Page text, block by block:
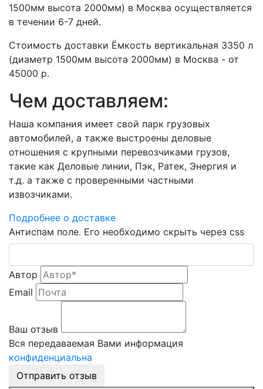
1500мм высота 2000мм) в Москва осуществляется
в течении 6-7 дней.
Стоимость доставки Ёмкость вертикальная 3350 л
(диаметр 1500мм высота 2000мм) в Москва - от
45000 р.
Чем доставляем:
Наша компания имеет свой парк грузовых
автомобилей, а также выстроены деловые
отношения с крупными перевозчиками грузов,
такие как Деловые линии, Пэк, Ратек, Энергия и
т.д. а также с проверенными частными
извозчиками.
Подробнее о доставке
Антиспам поле. Его необходимо скрыть через css
Автор
Email
Ваш отзыв
Вся передаваемая Вами информация
конфиденциальна
Отправить отзыв